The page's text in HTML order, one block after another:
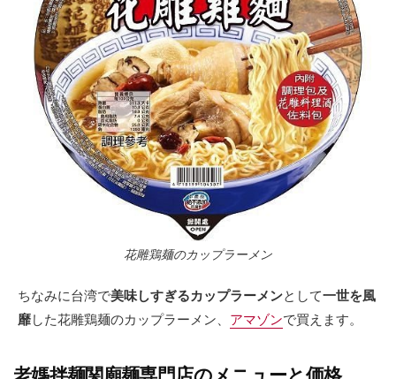
花雕鶏麺のカップラーメン
ちなみに台湾で美味しすぎるカップラーメンとして一世を風
靡した花雕鶏麺のカップラーメン、 アマゾンで買えます。